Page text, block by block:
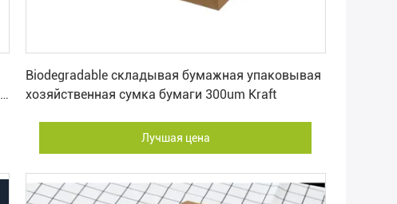
Biodegradable складывая бумажная упаковывая
хозяйственная сумка бумаги 300um Kraft
Лучшая цена